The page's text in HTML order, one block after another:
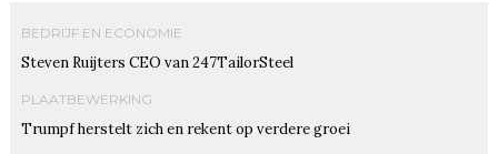
BEDRIJF EN ECONOMIE
Steven Ruijters CEO van 247TailorSteel
PLAATBEWERKING
Trumpf herstelt zich en rekent op verdere groei